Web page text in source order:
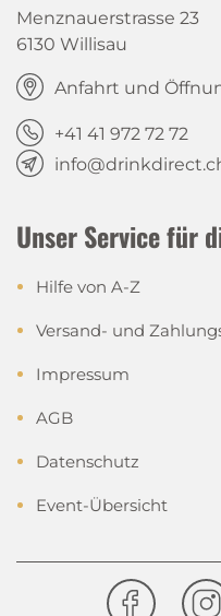
Menznauerstrasse 23
6130 Willisau
Anfahrt und
+41 41 972 72 72
Unser Service für
Hilfe von A-Z
Versand- und
Impressum
AGB
Datenschutz
Event-Übersicht